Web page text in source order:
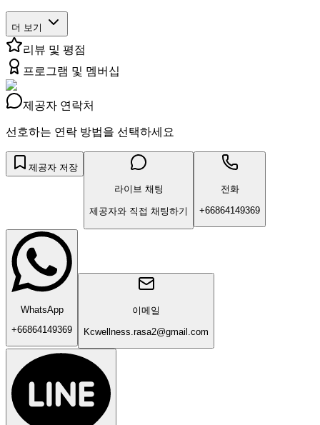
더 보기
리뷰 및 평점
프로그램 및 멤버십
제공자 연락처
선호하는 연락 방법을 선택하세요
제공자 저장
라이브 채팅
제공자와 직접 채팅하기
전화
+66864149369
WhatsApp
+66864149369
이메일
Kcwellness.rasa2@gmail.com